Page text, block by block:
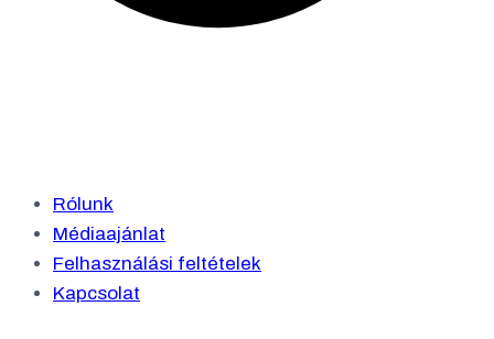
Rólunk
Médiaajánlat
Felhasználási feltételek
Kapcsolat